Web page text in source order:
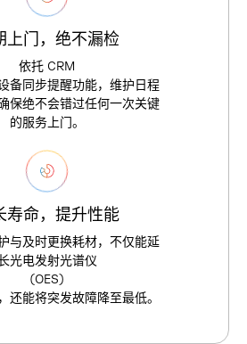
上门 ， 绝不漏检
依托 CRM
备同步提醒功能， 维护 日程
保绝不会错过任何一次关键
的服务上门。
寿命， 提升性能
与及时更换耗材， 不仅能延
光电发射光谱仪
(OES)
还能将突发故障降至最低。